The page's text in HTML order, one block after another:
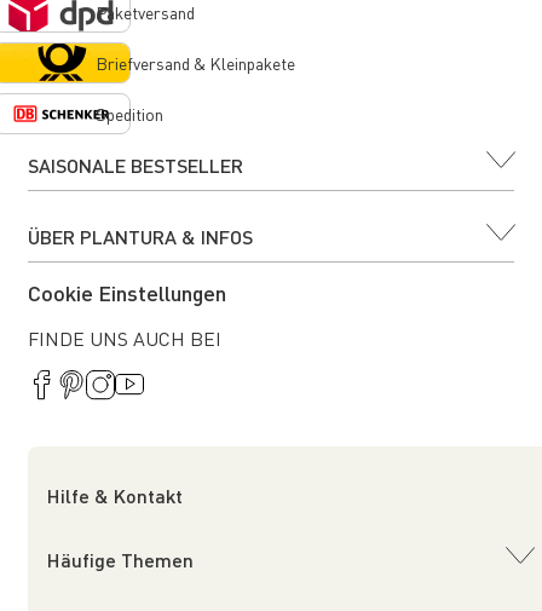
SAISONALE BESTSELLER
ÜBER PLANTURA & INFOS
Cookie Einstellungen
FINDE UNS AUCH BEI
Paketversand
Briefversand & Kleinpakete
Spedition
Hilfe & Kontakt
Häufige Themen